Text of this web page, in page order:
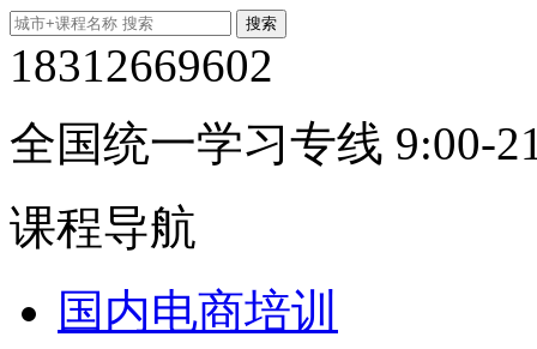
18312669602
全国统一学习专线 9:00-
课程导航
国内电商培训